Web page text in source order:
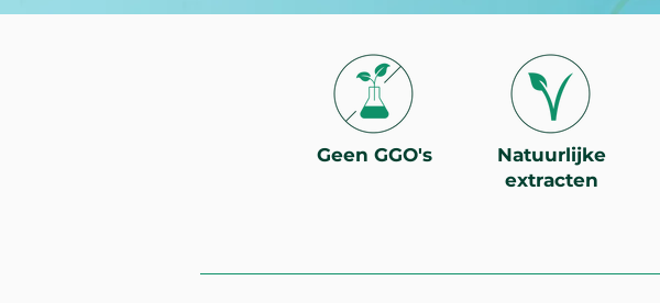
Geen GGO's
Natuurlijke
extracten